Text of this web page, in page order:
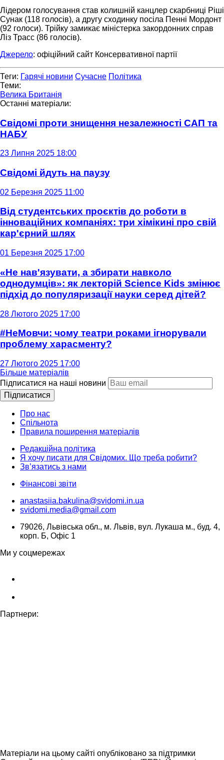
Лідером голосування став колишній канцлер скарбниці Ріші
Сунак (118 голосів), а другу сходинку посіла Пенні Мордонт
(92 голоси). Трійку замикає міністерка закордонних справ
Ліз Трасс (86 голосів).
Джерело: офіційний сайт Консервативної партії
Теги: Гарячі новини Сучасне Політика
Теми:
Велика Британія
Останні матеріали:
Свідомі проти знищення незалежності САП та
НАБУ
23 Липня 2025 18:00
Свідомі йдуть на паузу
02 Березня 2025 11:00
Від студентських проєктів до роботи в
інноваційних компаніях: три хімікині про свій
кар'єрний шлях
01 Березня 2025 17:00
«Не нав'язувати, а збирати навколо
однодумців»: як лекторій Science Kids змінює
підхід до популяризації науки серед дітей?
28 Лютого 2025 17:00
#НеМовчи: чому театри роками ігнорували
проблему харасменту?
27 Лютого 2025 17:00
Більше матеріалів
Підписатися на наші новини
Підписатися
Про нас
Спільнота
Правила поширення матеріалів
Редакційна політика
Я хочу писати для Свідомих. Що треба робити?
Зв’язатись з нами
Фінансові звіти
anastasiia.bakulina@svidomi.in.ua
svidomi.media@gmail.com
79026, Львівська обл., м. Львів, вул. Лукаша м., буд. 4,
корп. Б, Офіс 1
Ми у соцмережах
Партнери:
Матеріали на цьому сайті опубліковано за підтримки